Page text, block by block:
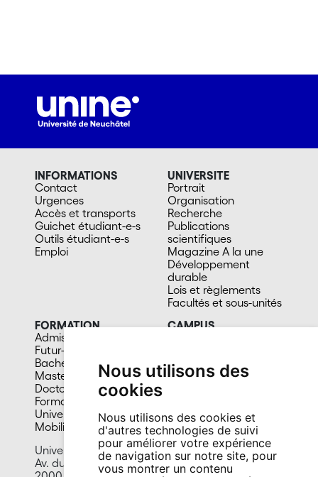
Nous utilisons des
cookies
Nous utilisons des cookies et
d'autres technologies de suivi
pour améliorer votre expérience
de navigation sur notre site, pour
vous montrer un contenu
INFORMATIONS
Contact
Urgences
Accès et transports
Guichet étudiant-e-s
Outils étudiant-e-s
Emploi
UNIVERSITE
Portrait
Organisation
Recherche
Publications
scientifiques
Magazine A la une
Développement
durable
Lois et règlements
Facultés et sous-unités
FORMATION
Admission
Futur-e étudiant-e
Bachelors
Masters
Doctorat
Formation continue
Université du 3e âge
Mobilité
CAMPUS
Sports
Santé
Université de Neuchâtel
Av. du 1er-Mars 26